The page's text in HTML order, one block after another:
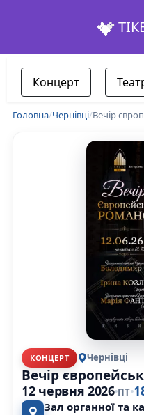
Концерт
Головна/Чернівці/Вечір
КОНЦЕРТ Чернівці
Вечір
12 червня 2026 ПТ
Зал органної та